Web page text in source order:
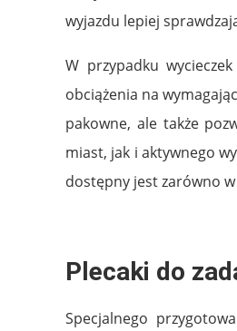
wyjazdu lepiej
W przypadku
obciążenia na
pakowne, ale także
miast, jak i aktywnego
dostępny jest zarówno
Plecaki do
Specjalnego